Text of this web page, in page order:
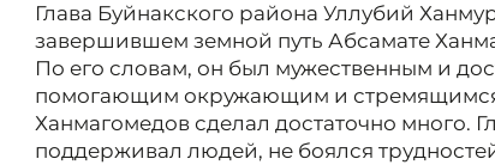
Глава Буйнакского района Уллубий
завершившем земной путь Абсамате
По его словам, он был мужественным и
помогающим окружающим и
Ханмагомедов сделал достаточно много.
поддерживал людей, не боялся